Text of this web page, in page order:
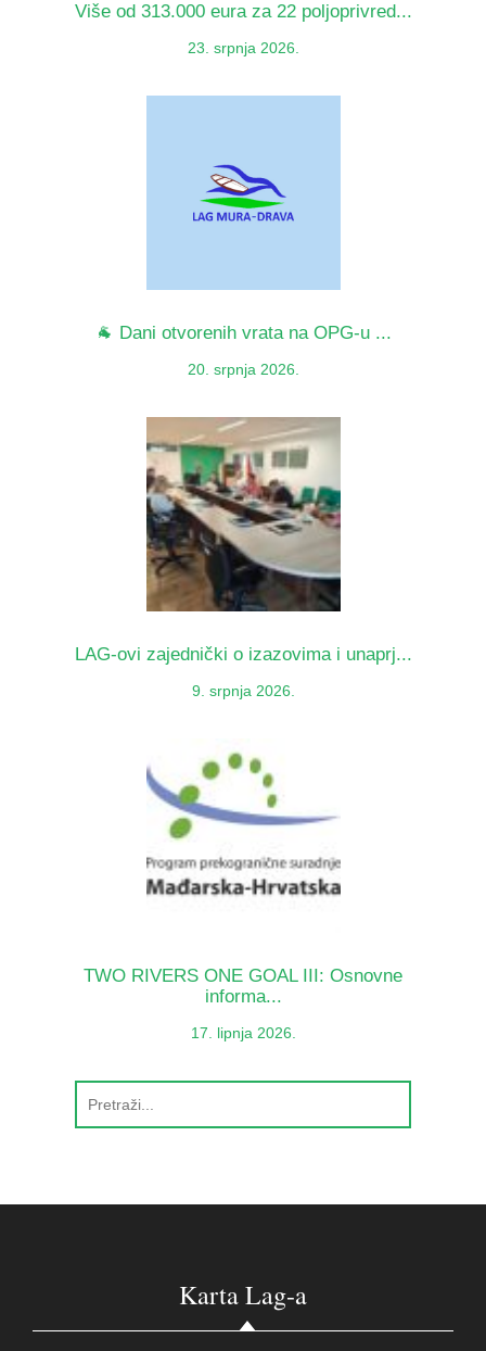
Više od 313.000 eura za 22 poljoprivred...
23. srpnja 2026.
🐐 Dani otvorenih vrata na OPG-u ...
20. srpnja 2026.
LAG-ovi zajednički o izazovima i unaprj...
9. srpnja 2026.
TWO RIVERS ONE GOAL III: Osnovne
informa...
17. lipnja 2026.
Karta Lag-a